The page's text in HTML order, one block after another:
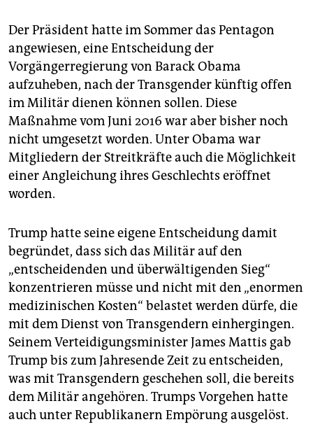
Der Präsident hatte im Sommer das Pentagon
angewiesen, eine Entscheidung der
Vorgängerregierung von Barack Obama
aufzuheben, nach der Transgender künftig offen
im Militär dienen können sollen. Diese
Maßnahme vom Juni 2016 war aber bisher noch
nicht umgesetzt worden. Unter Obama war
Mitgliedern der Streitkräfte auch die Möglichkeit
einer Angleichung ihres Geschlechts eröffnet
worden.
Trump hatte seine eigene Entscheidung damit
begründet, dass sich das Militär auf den
„entscheidenden und überwältigenden Sieg“
konzentrieren müsse und nicht mit den „enormen
medizinischen Kosten“ belastet werden dürfe, die
mit dem Dienst von Transgendern einhergingen.
Seinem Verteidigungsminister James Mattis gab
Trump bis zum Jahresende Zeit zu entscheiden,
was mit Transgendern geschehen soll, die bereits
dem Militär angehören. Trumps Vorgehen hatte
auch unter Republikanern Empörung ausgelöst.